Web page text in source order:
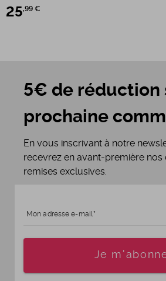
25,99 €
5€ de réduction
prochaine
En vous inscrivant à notre
recevrez en avant-première nos
remises exclusives.
Mon adresse e-mail
Je